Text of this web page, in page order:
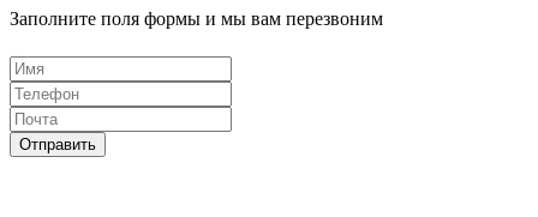
Заполните поля формы и мы вам перезвоним
Отправить